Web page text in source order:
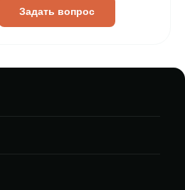
Задать вопрос